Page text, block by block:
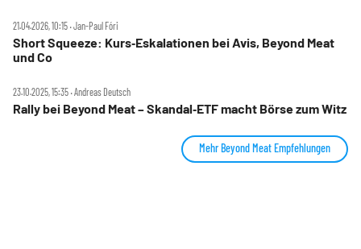
21.04.2026, 10:15 ‧ Jan-Paul Fóri
Short Squeeze: Kurs‑Eskalationen bei Avis, Beyond Meat
und Co
23.10.2025, 15:35 ‧ Andreas Deutsch
Rally bei Beyond Meat – Skandal‑ETF macht Börse zum Witz
Mehr Beyond Meat Empfehlungen